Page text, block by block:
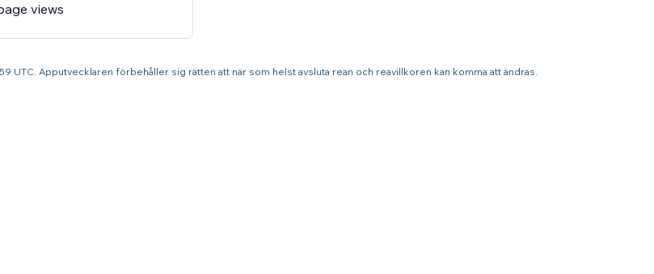
views
UTC. Apputvecklaren förbehåller sig rätten att när som helst avsluta rean och reavillkoren kan komma att ändras.